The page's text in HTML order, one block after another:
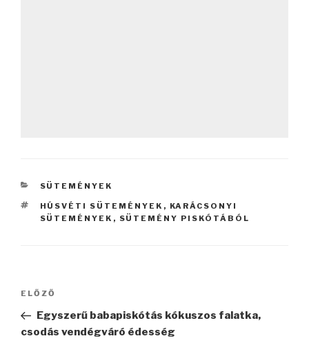
KATEGÓRIÁK
SÜTEMÉNYEK
CÍMKÉK
HÚSVÉTI SÜTEMÉNYEK , KARÁCSONYI
SÜTEMÉNYEK , SÜTEMÉNY PISKÓTÁBÓL
Bejegyzés
Korábbi
bejegyzés
ELŐZŐ
Egyszerű babapiskótás kókuszos falatka,
csodás vendégváró édesség